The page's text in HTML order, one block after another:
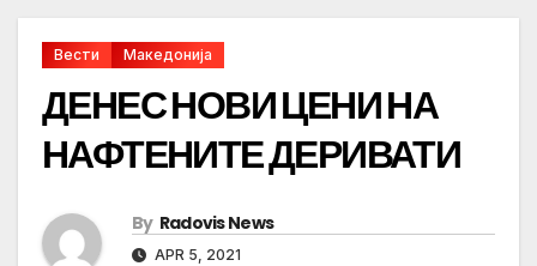
Вести Македонија
ДЕНЕС НОВИ ЦЕНИ НА
НАФТЕНИТЕ ДЕРИВАТИ
By Radovis News
APR 5, 2021